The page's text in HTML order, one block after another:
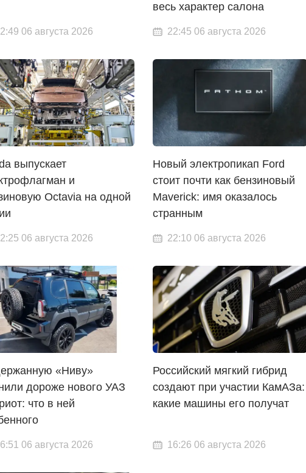
06 августа 2026
весь характер салона
22:45 06 августа 2026
выпускает
и
Octavia на одной
06 августа 2026
Новый электропикап Ford
стоит почти как бензиновый
Maverick: имя оказалось
странным
22:10 06 августа 2026
«Ниву»
дороже нового УАЗ
что в ней
06 августа 2026
Российский мягкий гибрид
создают при участии КамАЗа:
какие машины его получат
16:26 06 августа 2026